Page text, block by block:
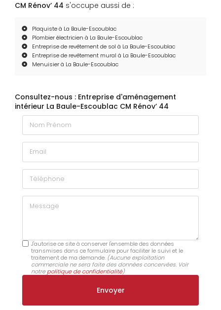
CM Rénov’ 44 s'occupe aussi de :
Plaquiste à La Baule-Escoublac
Plombier électricien à La Baule-Escoublac
Entreprise de revêtement de sol à La Baule-Escoublac
Entreprise de revêtement mural à La Baule-Escoublac
Menuisier à La Baule-Escoublac
Consultez-nous : Entreprise d'aménagement
intérieur La Baule-Escoublac CM Rénov’ 44
Nom Prénom
Email
Téléphone
Message
J'autorise ce site à conserver l'ensemble des données
transmises dans ce formulaire pour faciliter le suivi et le
traitement de ma demande. (Aucune exploitation
commerciale ne sera faite des données concervées. Voir
notrepolitique de confidentialité)